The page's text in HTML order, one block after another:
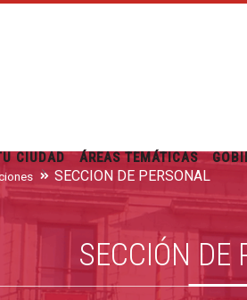
CIUDAD ÁREAS TEMÁTICAS
SECCIÓN DE PERSONAL
SECCIÓN DE